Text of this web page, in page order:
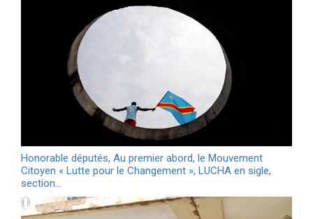
Honorable députés, Au premier abord, le Mouvement
Citoyen « Lutte pour le Changement », LUCHA en sigle,
section…